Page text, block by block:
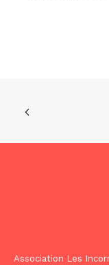
Association Les